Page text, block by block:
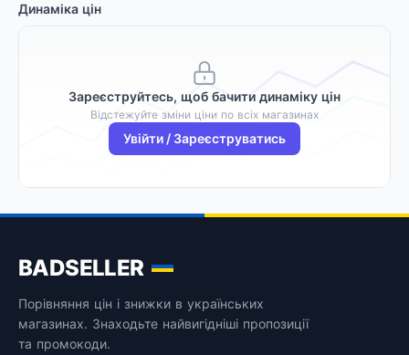
Динаміка цін
Зареєструйтесь, щоб бачити динаміку цін
Відстежуйте зміни ціни по всіх магазинах
Увійти / Зареєструватись
BADSELLER
Порівняння цін і знижки в українських
магазинах. Знаходьте найвигідніші пропозиції
та промокоди.